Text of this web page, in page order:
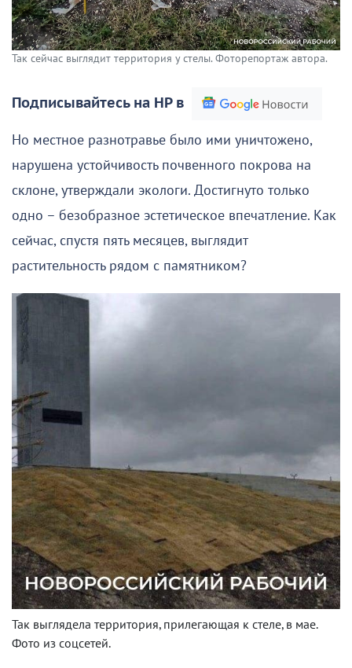
Так сейчас выглядит территория у стелы. Фоторепортаж автора.
Подписывайтесь на НР в
Но местное разнотравье было ими уничтожено,
нарушена устойчивость почвенного покрова на
склоне, утверждали экологи. Достигнуто только
одно – безобразное эстетическое впечатление. Как
сейчас, спустя пять месяцев, выглядит
растительность рядом с памятником?
Так выглядела территория, прилегающая к стеле, в мае.
Фото из соцсетей.